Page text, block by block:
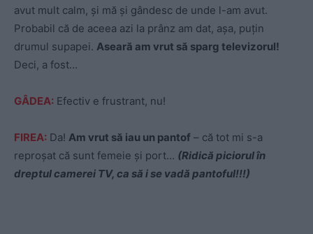
avut mult calm, și mă și gândesc de unde l-am avut.
Probabil că de aceea azi la prânz am dat, așa, puțin
drumul supapei. Aseară am vrut să sparg televizorul!
Deci, a fost…
GÂDEA: Efectiv e frustrant, nu!
FIREA: Da! Am vrut să iau un pantof – că tot mi s-a
reproșat că sunt femeie și port… (Ridică piciorul în
dreptul camerei TV, ca să i se vadă pantoful!!!)